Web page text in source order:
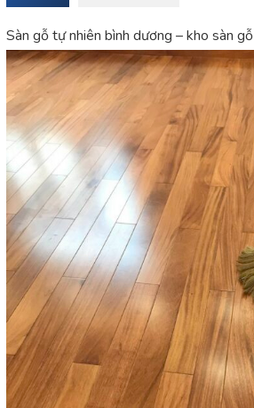
Sàn gỗ tự nhiên bình dương – kho sàn gỗ